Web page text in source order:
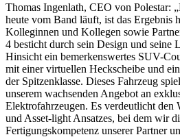
Thomas Ingenlath, CEO von Polestar:
heute vom Band läuft, ist das Ergebnis
Kolleginnen und Kollegen sowie
4 besticht durch sein Design und seine
Hinsicht ein bemerkenswertes SUV-
mit einer virtuellen Heckscheibe und
der Spitzenklasse. Dieses Fahrzeug
unserem wachsenden Angebot an
Elektrofahrzeugen. Es verdeutlicht den
und Asset-light Ansatzes, bei dem wir
Fertigungskompetenz unserer Partner